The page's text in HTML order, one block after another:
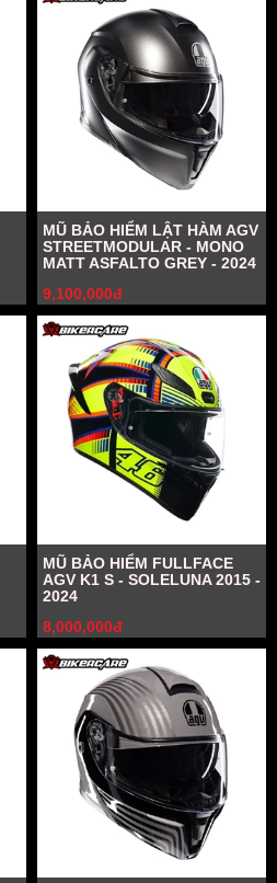
MŨ BẢO HIỂM LẬT HÀM AGV
STREETMODULAR - MONO
MATT ASFALTO GREY - 2024
9,100,000đ
MŨ BẢO HIỂM FULLFACE
AGV K1 S - SOLELUNA 2015 -
2024
8,000,000đ